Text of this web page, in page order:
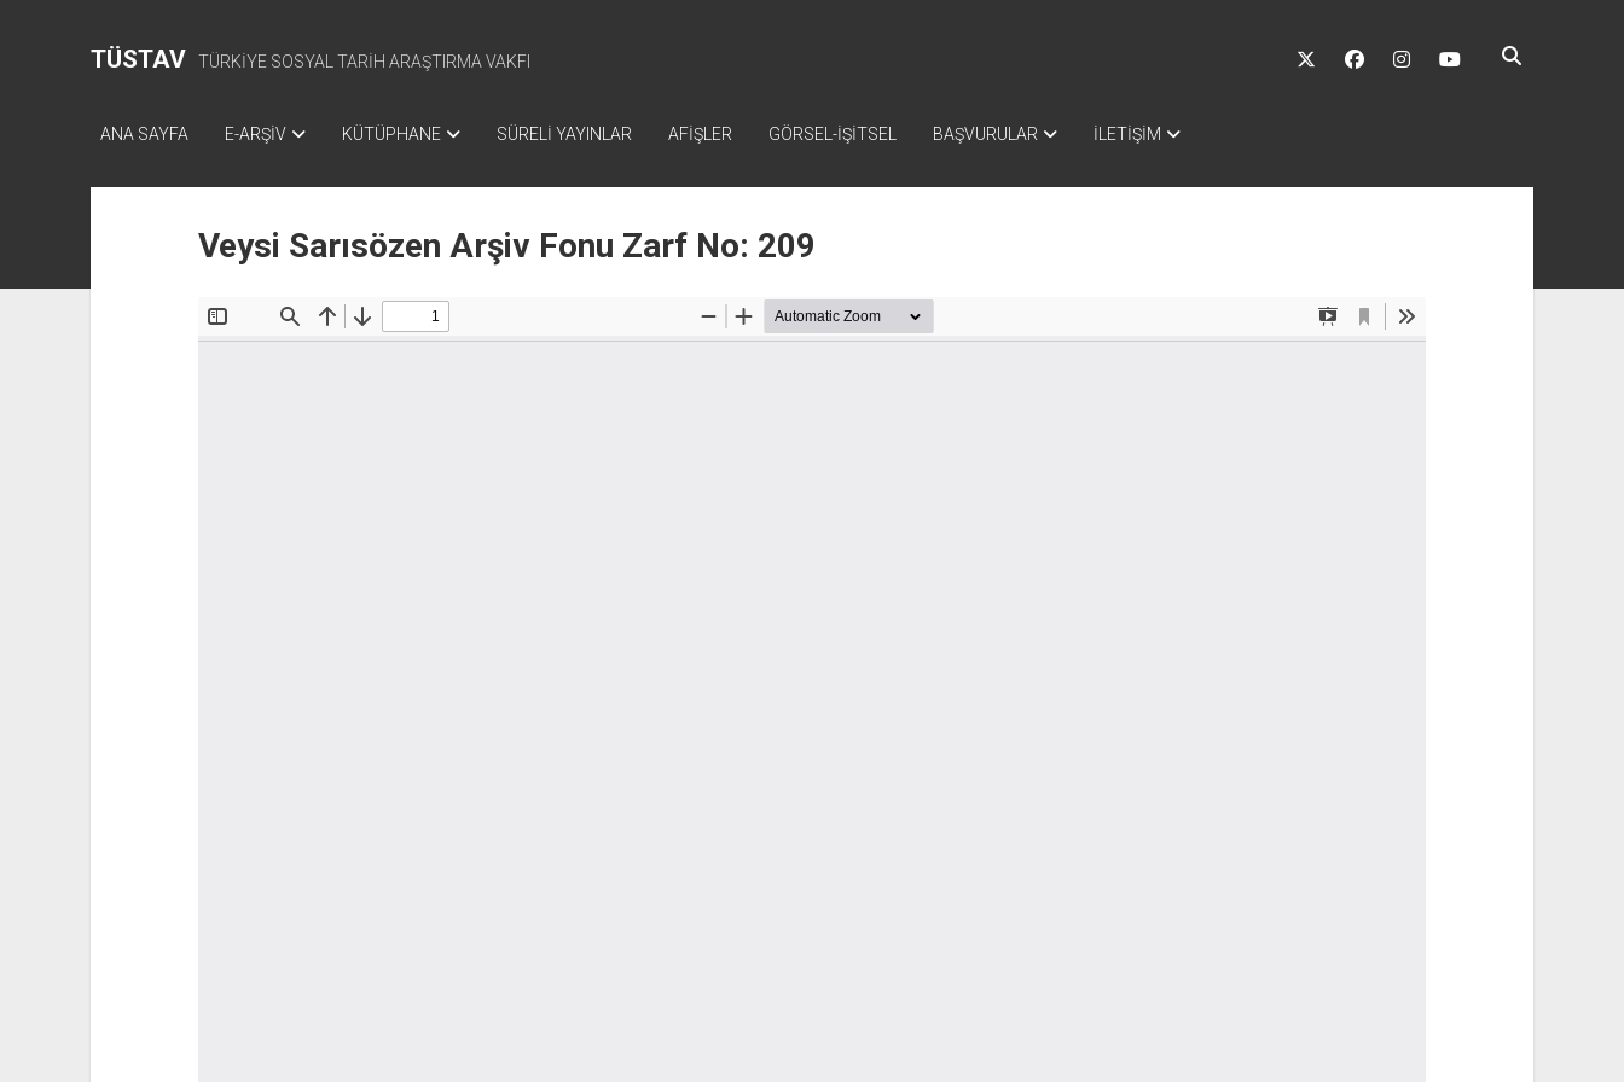
TÜSTAV TÜRKİYE SOSYAL TARİH ARAŞTIRMA VAKFI
twitter facebookinstagramyoutube
ANA SAYFA E-ARŞİV KÜTÜPHANE SÜRELİ YAYINLAR AFİŞLER GÖRSEL-İŞİTSEL BAŞVURULAR İLETİŞİM
Veysi Sarısözen Arşiv Fonu Zarf No: 209